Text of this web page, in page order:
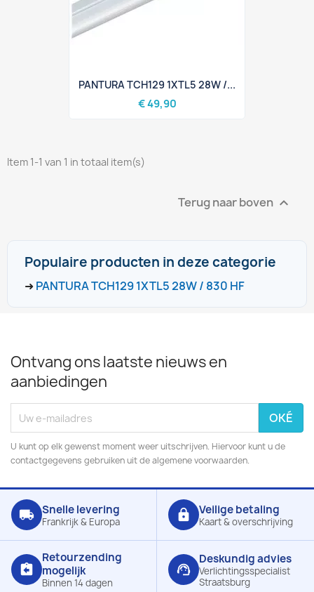
PANTURA TCH129 1XTL5 28W /...
€ 49,90
Item 1-1 van 1 in totaal item(s)
Terug naar boven 
Populaire producten in deze categorie
➜ PANTURA TCH129 1XTL5 28W / 830 HF
Ontvang ons laatste nieuws en
aanbiedingen
U kunt op elk gewenst moment weer uitschrijven. Hiervoor kunt u de
contactgegevens gebruiken uit de algemene voorwaarden.
local_shipping Snelle levering
Frankrijk & Europa lock Veilige betaling
Kaart & overschrijving
assignment_return
Retourzending
mogelijk
Binnen 14 dagen
support_agent
Deskundig advies
Verlichtingsspecialist
Straatsburg